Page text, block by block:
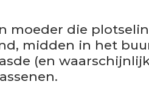
moeder die
midden in het
(en